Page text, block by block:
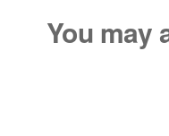
You may